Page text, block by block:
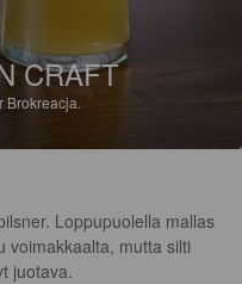
CRAFT
Brokreacja.
Loppupuolella mallas
voimakkaalta, mutta silti
juotava.